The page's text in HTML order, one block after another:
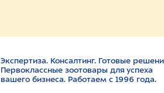
Экспертиза. Консалтинг. Готовые
Первоклассные зоотовары для успеха
вашего бизнеса. Работаем с 1996 года.